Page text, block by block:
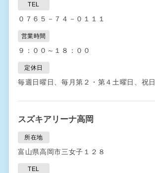
TEL
０７６５－７４－０１１１
営業時間
９：００～１８：００
定休日
毎週日曜日、毎月第２・第４土曜日、祝日
スズキアリーナ高岡
所在地
富山県高岡市三女子１２８
TEL